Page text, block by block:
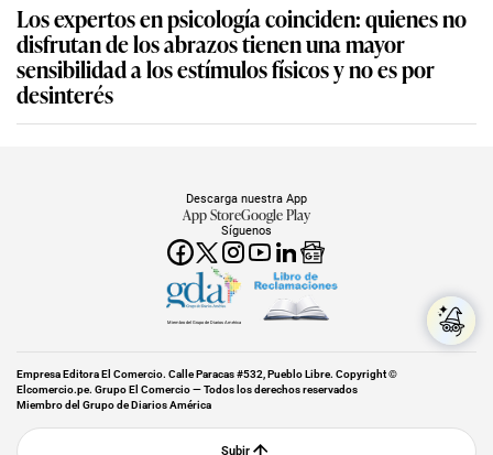
Los expertos en psicología coinciden: quienes no
disfrutan de los abrazos tienen una mayor
sensibilidad a los estímulos físicos y no es por
desinterés
Síguenos
Descarga nuestra App
App StoreGoogle Play
Miembro del Grupo de Diarios América
Empresa Editora El Comercio. Calle Paracas #532, Pueblo Libre. Copyright ©
Elcomercio.pe. Grupo El Comercio — Todos los derechos reservados
Miembro del Grupo de Diarios América
Subir